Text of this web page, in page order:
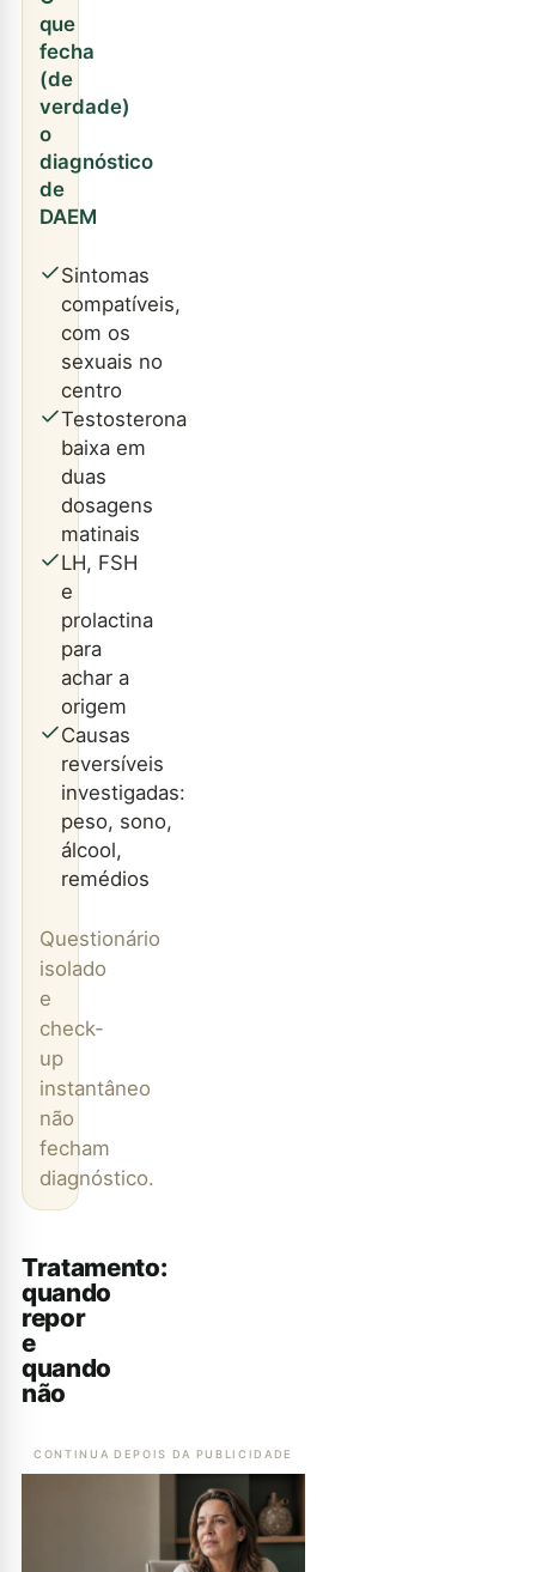
que
fecha
(de
verdade)
o
diagnóstico
de
DAEM
Sintomas
compatíveis,
com os
sexuais no
centro
Testosterona
baixa em
duas
dosagens
matinais
LH, FSH
e
prolactina
para
achar a
origem
Causas
reversíveis
investigadas:
peso, sono,
álcool,
remédios
Questionário
isolado
e
check-
up
instantâneo
não
fecham
diagnóstico.
Tratamento:
quando
repor
e
quando
não
CONTINUA DEPOIS DA PUBLICIDADE